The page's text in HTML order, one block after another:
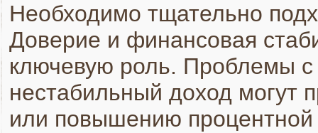
Необходимо тщательно
Доверие и финансовая
ключевую роль. Проблемы с
нестабильный доход могут
или повышению процентной